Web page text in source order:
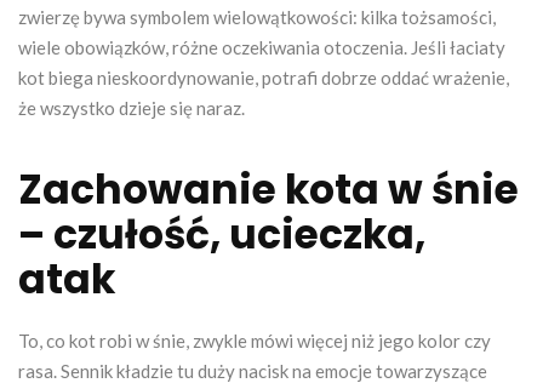
zwierzę bywa symbolem wielowątkowości: kilka tożsamości,
wiele obowiązków, różne oczekiwania otoczenia. Jeśli łaciaty
kot biega nieskoordynowanie, potrafi dobrze oddać wrażenie,
że wszystko dzieje się naraz.
Zachowanie kota w śnie
– czułość, ucieczka,
atak
To, co kot robi w śnie, zwykle mówi więcej niż jego kolor czy
rasa. Sennik kładzie tu duży nacisk na emocje towarzyszące